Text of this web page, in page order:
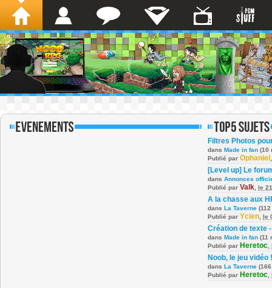
Filtres Photos
dans Made in fan (10
Publié par Ophaniel
[Level up] Le
dans Annonces
Publié par Valk le
A la chasse aux
dans La Taverne
Publié par Ycien le
Création de texte
dans Made in fan (11
Publié par Heretoc
Noob, le jeu vidéo !
dans La Taverne
Publié par Heretoc